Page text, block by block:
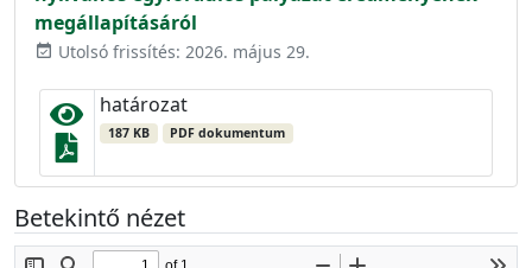
megállapításáról
event_available Utolsó frissítés: 2026. május 29.
határozat
187 KB PDF dokumentum
Betekintő nézet